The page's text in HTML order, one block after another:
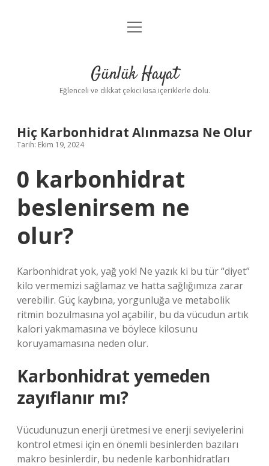
Anasayfa
Yasal Uyarı
menüyü
Günlük Hayat
Eğlenceli ve dikkat çekici kısa içeriklerle dolu.
Hiç Karbonhidrat Alınmazsa Ne Olur
Tarih: Ekim 19, 2024
0 karbonhidrat
beslenirsem ne
olur?
Karbonhidrat yok, yağ yok! Ne yazık ki bu tür “diyet”
kilo vermemizi sağlamaz ve hatta sağlığımıza zarar
verebilir. Güç kaybına, yorgunluğa ve metabolik
ritmin bozulmasına yol açabilir, bu da vücudun artık
kalori yakmamasına ve böylece kilosunu
koruyamamasına neden olur.
Karbonhidrat yemeden
zayıflanır mı?
Vücudunuzun enerji üretmesi ve enerji seviyelerini
kontrol etmesi için en önemli besinlerden bazıları
makro besinlerdir, bu nedenle karbonhidratları